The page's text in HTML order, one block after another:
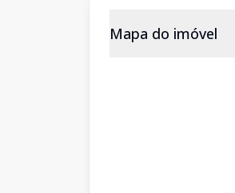
Mapa do imóvel